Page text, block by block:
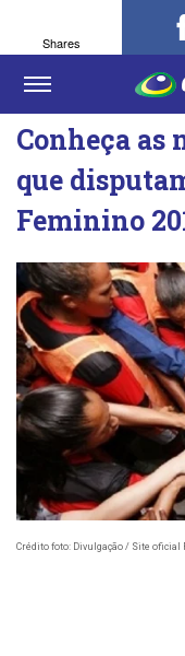
Conheça as
que
Feminino
Crédito foto: Divulgação / Site
Shares